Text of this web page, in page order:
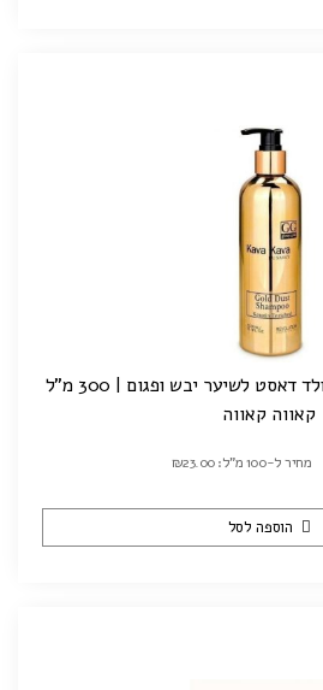
קאווה קאווה
מחיר ל-100 מ"ל: ₪23.00
הוספה לסל